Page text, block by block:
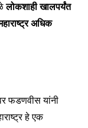
लोकशाही खालपर्यंत
अधिक
फडणवीस यांनी
हे एक